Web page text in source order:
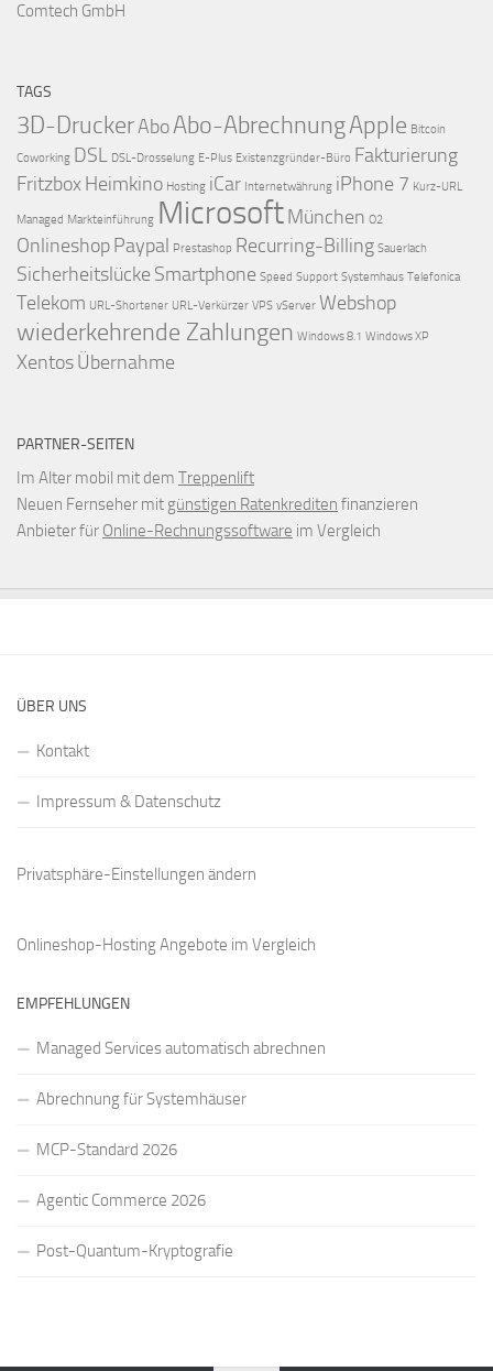
Comtech GmbH
TAGS
3D-DruckerAboAbo-AbrechnungApple Bitcoin
Coworking DSL DSL-Drosselung E-Plus Existenzgründer-Büro Fakturierung
Fritzbox Heimkino Hosting iCar Internetwährung iPhone 7 Kurz-URL
Managed Markteinführung Microsoft München O2
Onlineshop Paypal Prestashop Recurring-Billing Sauerlach
Sicherheitslücke Smartphone Speed Support Systemhaus Telefonica
Telekom URL-Shortener URL-Verkürzer VPS vServer Webshop
wiederkehrende Zahlungen Windows 8.1 Windows XP
XentosÜbernahme
PARTNER-SEITEN
Im Alter mobil mit dem Treppenlift
Neuen Fernseher mit günstigen Ratenkrediten finanzieren
Anbieter für Online-Rechnungssoftware im Vergleich
ÜBER UNS
Kontakt
Impressum & Datenschutz
Privatsphäre-Einstellungen ändern
Onlineshop-Hosting Angebote im Vergleich
EMPFEHLUNGEN
Managed Services automatisch abrechnen
Abrechnung für Systemhäuser
MCP-Standard 2026
Agentic Commerce 2026
Post-Quantum-Kryptografie